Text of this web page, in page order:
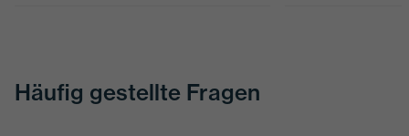
Häufig gestellte Fragen